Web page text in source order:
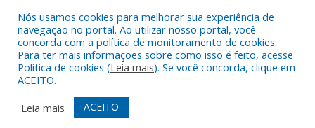
Todos os direitos reservados a Prefeitura Municipal de Vigia de
Nazaré.
Mapa do Site
Acessar Área Administrativa
Acessar Webmail
Nós usamos cookies para melhorar sua experiência de
navegação no portal. Ao utilizar nosso portal, você
concorda com a política de monitoramento de cookies.
Para ter mais informações sobre como isso é feito, acesse
Política de cookies (Leia mais). Se você concorda, clique em
ACEITO.
Leia mais
ACEITO